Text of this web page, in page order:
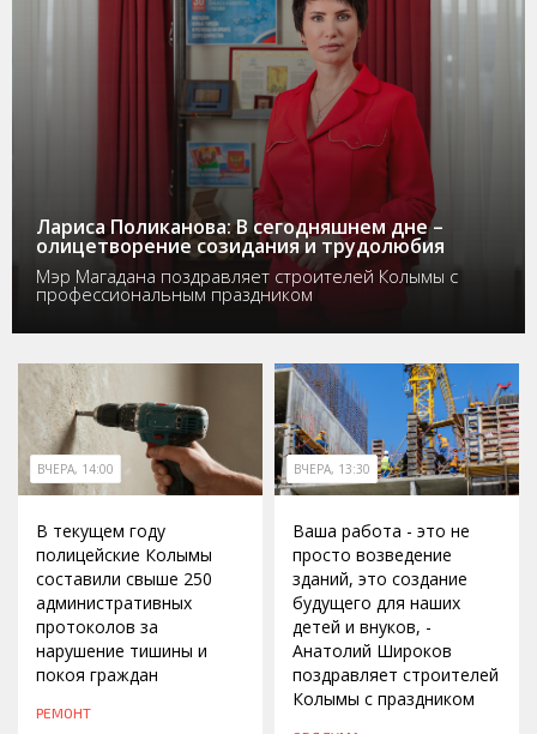
Лариса Поликанова: В сегодняшнем дне –
олицетворение созидания и трудолюбия
Мэр Магадана поздравляет строителей Колымы с
профессиональным праздником
ВЧЕРА, 14:00
В текущем году
полицейские Колымы
составили свыше 250
административных
протоколов за
нарушение тишины и
покоя граждан
РЕМОНТ
ВЧЕРА, 13:30
Ваша работа - это не
просто возведение
зданий, это создание
будущего для наших
детей и внуков, -
Анатолий Широков
поздравляет строителей
Колымы с праздником